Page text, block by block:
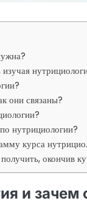
они связаны?
нутрициологии?
курса
окончив
и